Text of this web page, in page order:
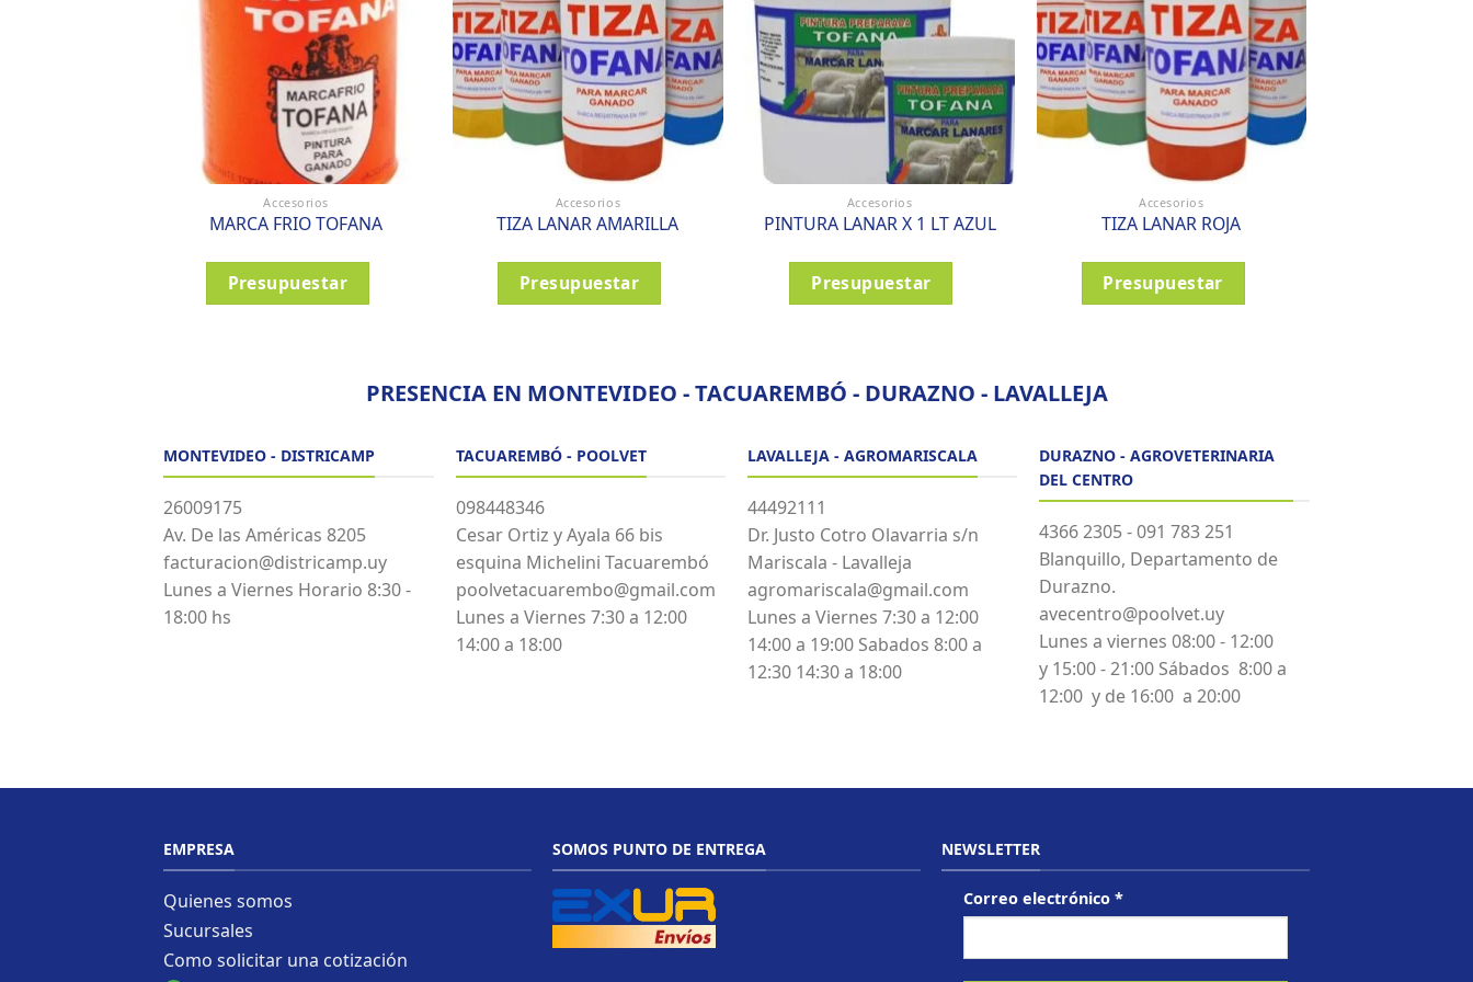
Accesorios
MARCA FRIO TOFANA
Presupuestar
Accesorios
TIZA LANAR AMARILLA
Presupuestar
Accesorios
PINTURA LANAR X 1 LT AZUL
Presupuestar
Accesorios
TIZA LANAR ROJA
Presupuestar
PRESENCIA EN MONTEVIDEO - TACUAREMBÓ - DURAZNO - LAVALLEJA
MONTEVIDEO - DISTRICAMP
26009175
Av. De las Américas 8205
facturacion@districamp.uy
Lunes a Viernes Horario 8:30 -
18:00 hs
TACUAREMBÓ - POOLVET
098448346
Cesar Ortiz y Ayala 66 bis
esquina Michelini Tacuarembó
poolvetacuarembo@gmail.com
Lunes a Viernes 7:30 a 12:00
14:00 a 18:00
LAVALLEJA - AGROMARISCALA
44492111
Dr. Justo Cotro Olavarria s/n
Mariscala - Lavalleja
agromariscala@gmail.com
Lunes a Viernes 7:30 a 12:00
14:00 a 19:00 Sabados 8:00 a
12:30 14:30 a 18:00
DURAZNO - AGROVETERINARIA
DEL CENTRO
4366 2305 - 091 783 251
Blanquillo, Departamento de
Durazno.
avecentro@poolvet.uy
Lunes a viernes 08:00 - 12:00
y 15:00 - 21:00 Sábados 8:00 a
12:00 y de 16:00 a 20:00
EMPRESA
Quienes somos
Sucursales
Como solicitar una cotización
SOMOS PUNTO DE ENTREGA NEWSLETTER
Correo electrónico*